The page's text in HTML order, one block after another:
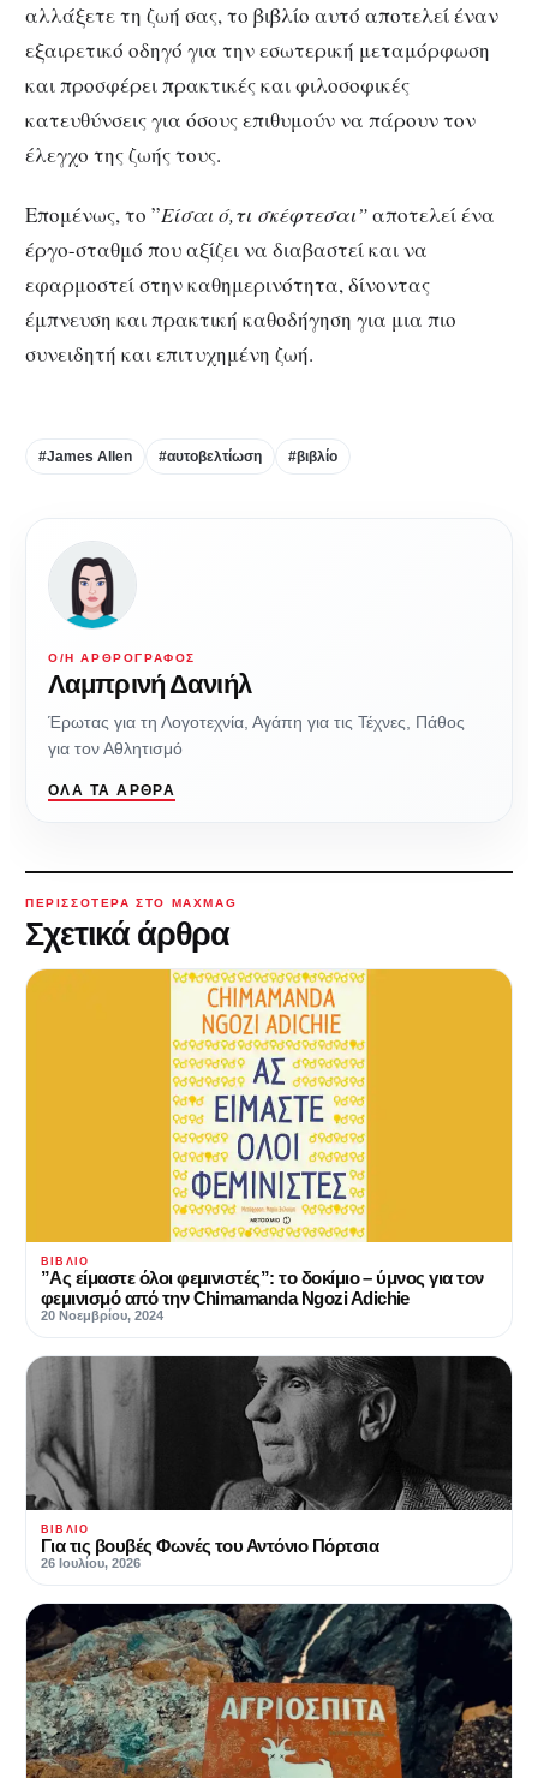
αλλάξετε τη ζωή σας, το βιβλίο αυτό αποτελεί έναν
εξαιρετικό οδηγό για την εσωτερική μεταμόρφωση
και προσφέρει πρακτικές και φιλοσοφικές
κατευθύνσεις για όσους επιθυμούν να πάρουν τον
έλεγχο της ζωής τους.
Επομένως, το ”Είσαι ό,τι σκέφτεσαι”αποτελεί ένα
έργο-σταθμό που αξίζει να διαβαστεί και να
εφαρμοστεί στην καθημερινότητα, δίνοντας
έμπνευση και πρακτική καθοδήγηση για μια πιο
συνειδητή και επιτυχημένη ζωή.
#James Allen #αυτοβελτίωση #βιβλίο
Ο/Η ΑΡΘΡΟΓΡΆΦΟΣ
Λαμπρινή Δανιήλ
Έρωτας για τη Λογοτεχνία, Αγάπη για τις Τέχνες, Πάθος
για τον Αθλητισμό
ΌΛΑ ΤΑ ΆΡΘΡΑ
ΠΕΡΙΣΣΌΤΕΡΑ ΣΤΟ MAXMAG
Σχετικά άρθρα
ΒΙΒΛΊΟ
”Ας είμαστε όλοι φεμινιστές”: το δοκίμιο – ύμνος για τον
φεμινισμό από την Chimamanda Ngozi Adichie
20 Νοεμβρίου, 2024
ΒΙΒΛΊΟ
Για τις βουβές Φωνές του Αντόνιο Πόρτσια
26 Ιουλίου, 2026